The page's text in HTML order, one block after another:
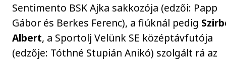
Sentimento BSK Ajka sakkozója (edzői: Papp
Gábor és Berkes Ferenc), a fiúknál pedig
Albert, a Sportolj Velünk SE középtávfutója
(edzője: Tóthné Stupián Anikó) szolgált rá az